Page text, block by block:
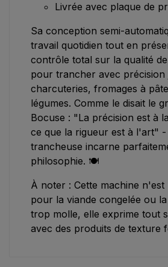
Livrée avec plaque de
Sa conception semi-
travail quotidien tout en
contrôle total sur la qualité
pour trancher avec précision
charcuteries, fromages à
légumes. Comme le disait le
Bocuse : "La précision est à
ce que la rigueur est à l'art" -
trancheuse incarne
philosophie. 🍽️
À noter : Cette machine n'est
pour la viande congelée ou
trop molle, elle exprime tout
avec des produits de texture